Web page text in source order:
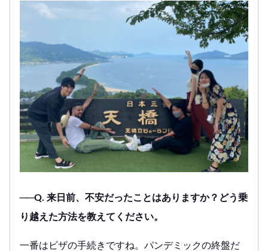
──Q. 来日前、不安だったことはありますか？どう乗
り越えた方法を教えてください。
一番はビザの手続きですね。パンデミックの終盤だ